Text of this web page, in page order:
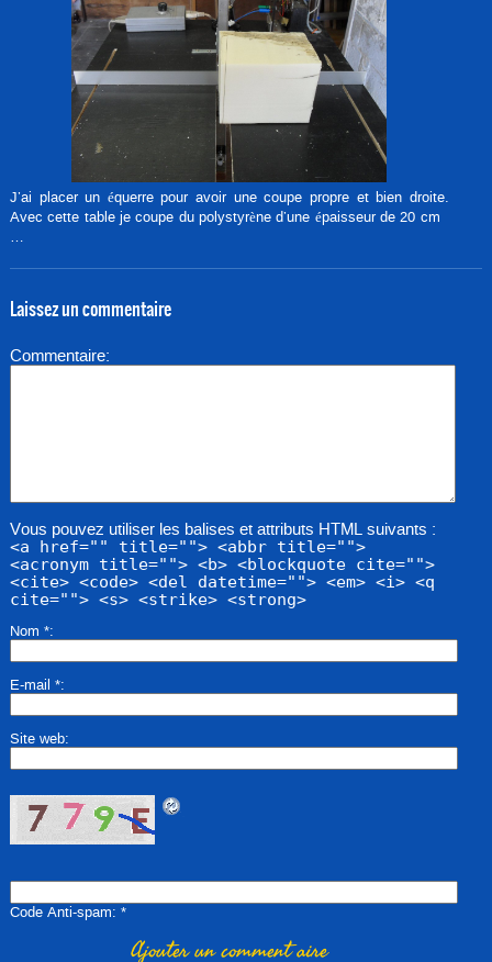
J’ai placer un équerre pour avoir une coupe propre et bien droite.
Avec cette table je coupe du polystyrène d’une épaisseur de 20 cm
Laissez un commentaire
Commentaire
Vous pouvez utiliser les balises et attributs HTML suivants :
<a href="" title=""> <abbr title="">
<acronym title=""> <b> <blockquote cite="">
<cite> <code> <del datetime=""> <em> <i> <q
cite=""> <s> <strike> <strong>
Nom *
E-mail *
Site web
Code Anti-spam *